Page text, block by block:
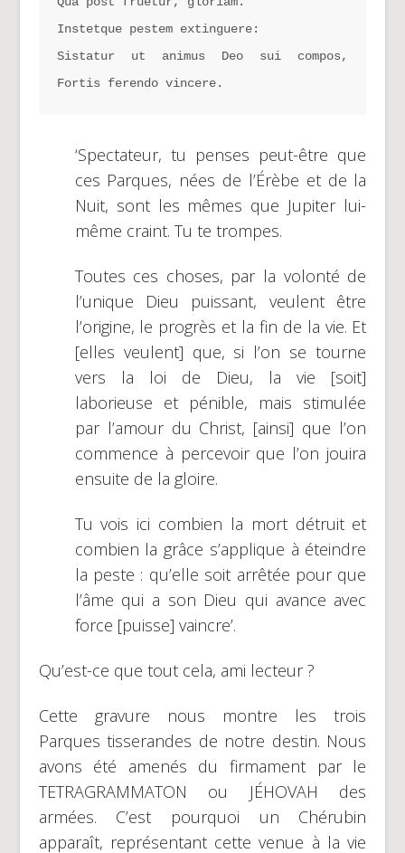
Instetque pestem extinguere:
Sistatur ut animus Deo sui compos,
Fortis ferendo vincere.
‘Spectateur, tu penses peut-être que
ces Parques, nées de l’Érèbe et de la
Nuit, sont les mêmes que Jupiter lui-
même craint. Tu te trompes.
Toutes ces choses, par la volonté de
l’unique Dieu puissant, veulent être
l’origine, le progrès et la fin de la vie. Et
[elles veulent] que, si l’on se tourne
vers la loi de Dieu, la vie [soit]
laborieuse et pénible, mais stimulée
par l’amour du Christ, [ainsi] que l’on
commence à percevoir que l’on jouira
ensuite de la gloire.
Tu vois ici combien la mort détruit et
combien la grâce s’applique à éteindre
la peste : qu’elle soit arrêtée pour que
l’âme qui a son Dieu qui avance avec
force [puisse] vaincre’.
Qu’est-ce que tout cela, ami lecteur ?
Cette gravure nous montre les trois
Parques tisserandes de notre destin. Nous
avons été amenés du firmament par le
TETRAGRAMMATON ou JÉHOVAH des
armées. C’est pourquoi un Chérubin
apparaît, représentant cette venue à la vie